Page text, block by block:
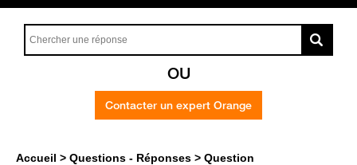
OU
Contacter un expert Orange
Accueil Questions - Réponses Question